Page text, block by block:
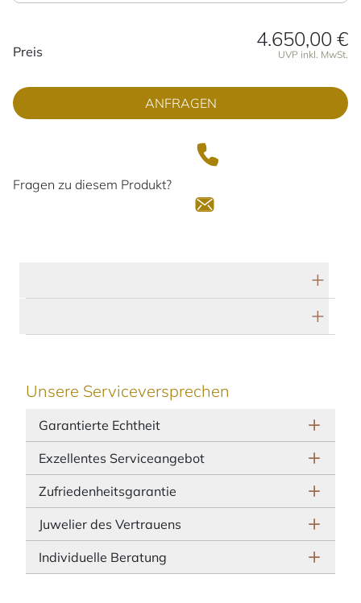
Preisinformationen
Preis
4.650,00 €
UVP inkl. MwSt.
ANFRAGEN
Fragen zu diesem Produkt?
Unsere Serviceversprechen
Garantierte Echtheit
Exzellentes Serviceangebot
Zufriedenheitsgarantie
Juwelier des Vertrauens
Individuelle Beratung